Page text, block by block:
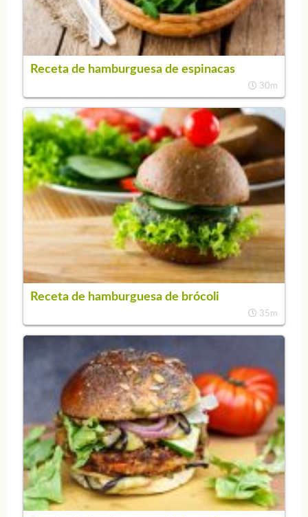
Receta de hamburguesa de espinacas
30m
Receta de hamburguesa de brócoli
35m